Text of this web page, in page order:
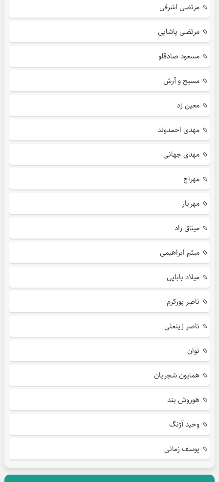
مرتضی اشرفی
مرتضی پاشایی
مسعود صادقلو
مسیح و آرش
معین زد
مهدی احمدوند
مهدی جهانی
مهراج
مهریار
میثاق راد
میثم ابراهیمی
میلاد بابایی
ناصر پورکرم
ناصر زینعلی
نوان
همایون شجریان
هوروش بند
وحید آژنگ
یوسف زمانی